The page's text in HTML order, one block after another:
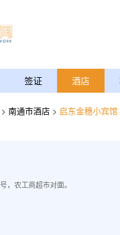
签证 酒店
> 南通市酒店 > 启东金穗小宾馆
，农工商超市对面。